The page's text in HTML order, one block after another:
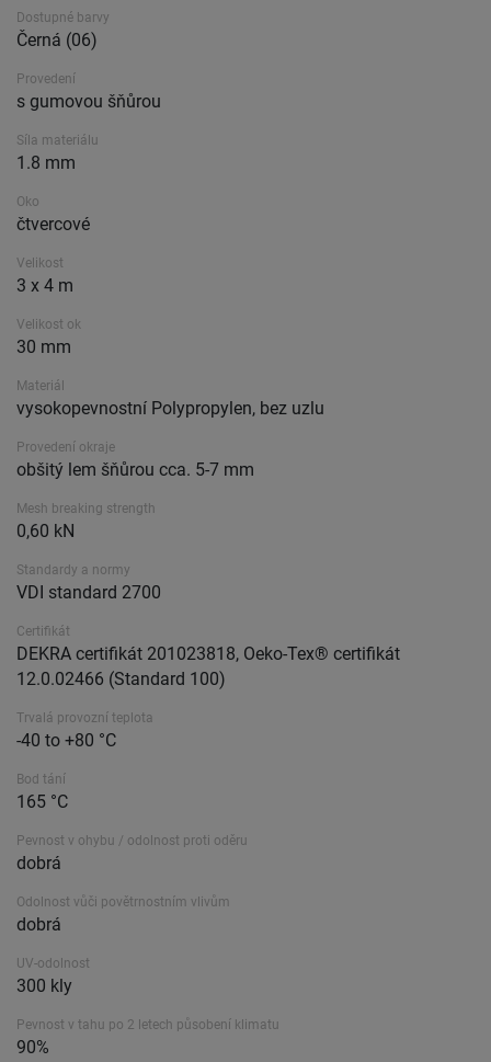
Dostupné barvy
Černá (06)
Provedení
s gumovou šňůrou
Síla materiálu
1.8 mm
Oko
čtvercové
Velikost
3 x 4 m
Velikost ok
30 mm
Materiál
vysokopevnostní Polypropylen, bez uzlu
Provedení okraje
obšitý lem šňůrou cca. 5-7 mm
Mesh breaking strength
0,60 kN
Standardy a normy
VDI standard 2700
Certifikát
DEKRA certifikát 201023818, Oeko-Tex® certifikát
12.0.02466 (Standard 100)
Trvalá provozní teplota
-40 to +80 °C
Bod tání
165 °C
Pevnost v ohybu / odolnost proti oděru
dobrá
Odolnost vůči povětrnostním vlivům
dobrá
UV-odolnost
300 kly
Pevnost v tahu po 2 letech působení klimatu
90%